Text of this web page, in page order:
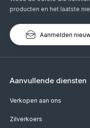
producten en het laatste
Aanmelden
Aanvullende diensten
Verkopen aan ons
Zilverkoers